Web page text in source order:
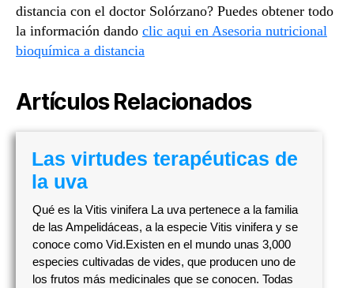
distancia con el doctor Solórzano? Puedes obtener todo
la información dando clic aqui en Asesoria nutricional
bioquímica a distancia
Artículos Relacionados
Las virtudes terapéuticas de
la uva
Qué es la Vitis vinifera La uva pertenece a la familia
de las Ampelidáceas, a la especie Vitis vinifera y se
conoce como Vid.Existen en el mundo unas 3,000
especies cultivadas de vides, que producen uno de
los frutos más medicinales que se conocen. Todas